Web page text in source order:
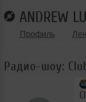
ANDREW LU
Профиль
Радио-шоу: